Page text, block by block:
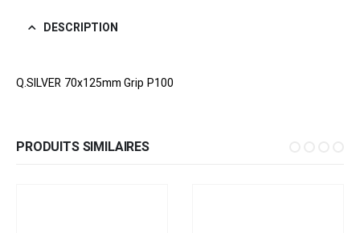
DESCRIPTION
Q.SILVER 70x125mm Grip P100
PRODUITS SIMILAIRES